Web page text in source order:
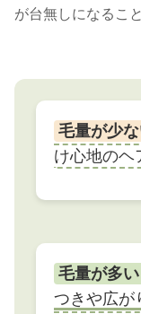
が台無しになること
毛量が少
け心地のヘ
毛量が多
つきや広が